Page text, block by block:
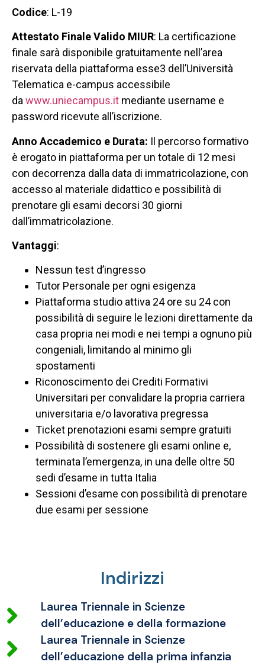
Codice: L-19
Attestato FinaleValido MIUR: La certificazione
finale sarà disponibile gratuitamente nell’area
riservata della piattaforma esse3 dell’Università
Telematica e-campus accessibile
da www.uniecampus.it mediante username e
password ricevute all’iscrizione.
Anno Accademico e Durata: Il percorso formativo
è erogato in piattaforma per un totale di 12 mesi
con decorrenza dalla data di immatricolazione, con
accesso al materiale didattico e possibilità di
prenotare gli esami decorsi 30 giorni
dall’immatricolazione.
Vantaggi:
Nessun test d’ingresso
Tutor Personale per ogni esigenza
Piattaforma studio attiva 24 ore su 24 con
possibilità di seguire le lezioni direttamente da
casa propria nei modi e nei tempi a ognuno più
congeniali, limitando al minimo gli
spostamenti
Riconoscimento dei Crediti Formativi
Universitari per convalidare la propria carriera
universitaria e/o lavorativa pregressa
Ticket prenotazioni esami sempre gratuiti
Possibilità di sostenere gli esami online e,
terminata l’emergenza, in una delle oltre 50
sedi d’esame in tutta Italia
Sessioni d’esame con possibilità di prenotare
due esami per sessione
Indirizzi
Laurea Triennale in Scienze
dell’educazione e della formazione
Laurea Triennale in Scienze
dell’educazione della prima infanzia